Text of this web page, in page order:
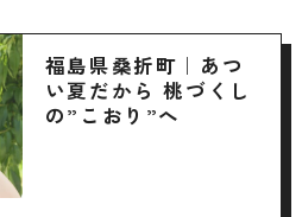
福島県桑折町｜あつ
い夏だから 桃づくし
の”こおり”へ